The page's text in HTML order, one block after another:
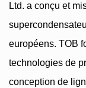
Ltd. a conçu et
européens. TOB
technologies de
conception de